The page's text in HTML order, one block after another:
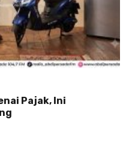
Pajak, Ini